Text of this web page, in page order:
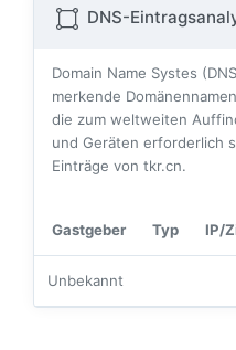
DNS-
Domain Name Systes
merkende
die zum weltweiten
und Geräten erforderlich
Einträge von tkr.cn.
Gastgeber Typ IP/
Unbekannt